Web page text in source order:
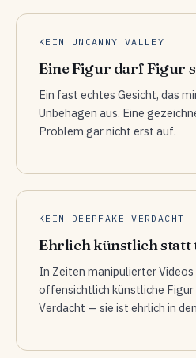
KEIN UNCANNY VALLEY
Eine Figur darf Figur
Ein fast echtes Gesicht, das
Unbehagen aus. Eine
Problem gar nicht erst auf.
KEIN DEEPFAKE-VERDACHT
Ehrlich künstlich statt
In Zeiten manipulierter
offensichtlich künstliche
Verdacht — sie ist ehrlich in